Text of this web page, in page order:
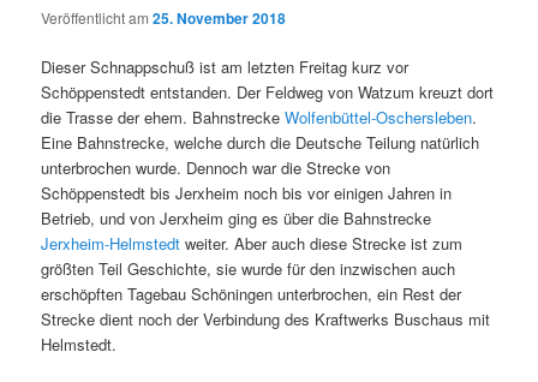
Veröffentlicht am25. November 2018
Dieser Schnappschuß ist am letzten Freitag kurz vor
Schöppenstedt entstanden. Der Feldweg von Watzum kreuzt dort
die Trasse der ehem. BahnstreckeWolfenbüttel-Oschersleben.
Eine Bahnstrecke, welche durch die Deutsche Teilung natürlich
unterbrochen wurde. Dennoch war die Strecke von
Schöppenstedt bis Jerxheim noch bis vor einigen Jahren in
Betrieb, und von Jerxheim ging es über die Bahnstrecke
Jerxheim-Helmstedt weiter. Aber auch diese Strecke ist zum
größten Teil Geschichte, sie wurde für den inzwischen auch
erschöpften Tagebau Schöningen unterbrochen, ein Rest der
Strecke dient noch der Verbindung des Kraftwerks Buschaus mit
Helmstedt.